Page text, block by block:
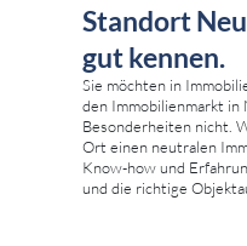
Standort
gut kennen.
Sie möchten in
den Immobilienmarkt in
Besonderheiten nicht.
Ort einen neutralen
Know-how und
und die richtige